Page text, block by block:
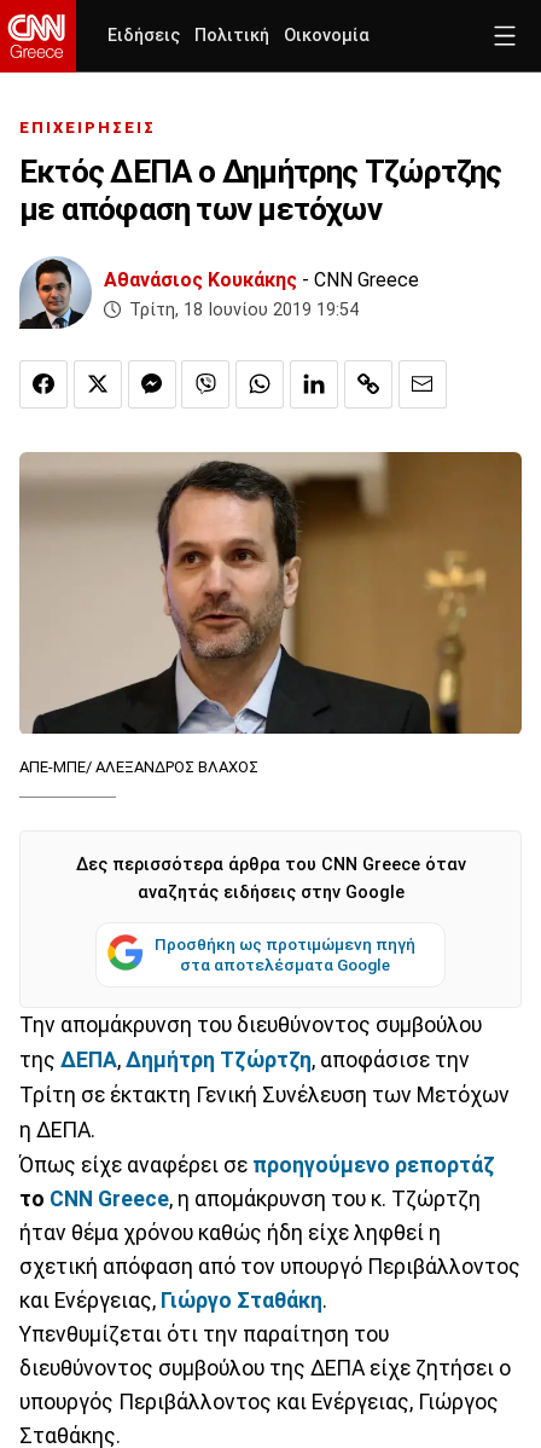
Ειδήσεις Πολιτική Οικονομία
ΕΠΙΧΕΙΡΗΣΕΙΣ
Εκτός ΔΕΠΑ ο Δημήτρης Τζώρτζης
με απόφαση των μετόχων
Αθανάσιος Κουκάκης - CNN Greece
Τρίτη, 18 Ιουνίου 2019 19:54
ΑΠΕ-ΜΠΕ/ ΑΛΕΞΑΝΔΡΟΣ ΒΛΑΧΟΣ
Δες περισσότερα άρθρα του CNN Greece όταν
αναζητάς ειδήσεις στην Google
Προσθήκη ως προτιμώμενη πηγή
στα αποτελέσματα Google
Την απομάκρυνση του διευθύνοντος συμβούλου
της ΔΕΠΑ, Δημήτρη Τζώρτζη, αποφάσισε την
Τρίτη σε έκτακτη Γενική Συνέλευση των Μετόχων
η ΔΕΠΑ.
Όπως είχε αναφέρει σε προηγούμενο ρεπορτάζ
το CNN Greece, η απομάκρυνση του κ. Τζώρτζη
ήταν θέμα χρόνου καθώς ήδη είχε ληφθεί η
σχετική απόφαση από τον υπουργό Περιβάλλοντος
και Ενέργειας, Γιώργο Σταθάκη.
Υπενθυμίζεται ότι την παραίτηση του
διευθύνοντος συμβούλου της ΔΕΠΑ είχε ζητήσει ο
υπουργός Περιβάλλοντος και Ενέργειας, Γιώργος
Σταθάκης.